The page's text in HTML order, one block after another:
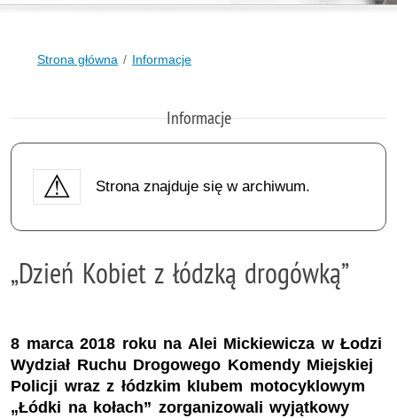
Strona główna Informacje
Informacje
Strona znajduje się w archiwum.
„Dzień Kobiet z łódzką drogówką”
8 marca 2018 roku na Alei Mickiewicza w Łodzi
Wydział Ruchu Drogowego Komendy Miejskiej
Policji wraz z łódzkim klubem motocyklowym
„Łódki na kołach” zorganizowali wyjątkowy